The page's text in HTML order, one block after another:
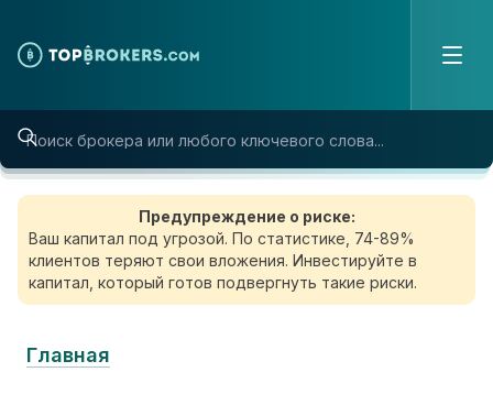
Предупреждение о риске:
Ваш капитал под угрозой. По статистике, 74-89%
клиентов теряют свои вложения. Инвестируйте в
капитал, который готов подвергнуть такие риски.
Главная